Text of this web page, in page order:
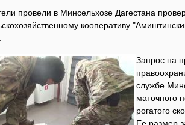
провели в Минсельхозе Дагестана
кооперативу
Запрос на
службе
маточного
рогатого